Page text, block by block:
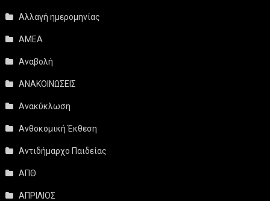
Αλλαγή ημερομηνίας
ΑΜΕΑ
Αναβολή
ΑΝΑΚΟΙΝΩΣΕΙΣ
Ανακύκλωση
Ανθοκομική Έκθεση
Αντιδήμαρχο Παιδείας
ΑΠΘ
ΑΠΡΙΛΙΟΣ